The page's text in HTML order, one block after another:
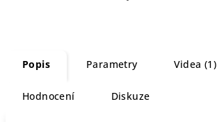
Popis Parametry Videa (1)
Hodnocení Diskuze